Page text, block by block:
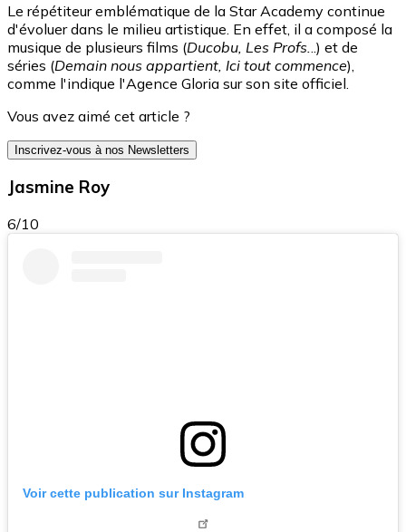
Le répétiteur emblématique de la Star Academy continue
d'évoluer dans le milieu artistique. En effet, il a composé la
musique de plusieurs films (Ducobu, Les Profs. ..) et de
séries (Demain nous appartient, Ici tout commence),
comme l'indique l'Agence Gloria sur son site officiel.
Vous avez aimé cet article ?
Inscrivez-vous à nos Newsletters
Jasmine Roy
6/10
Voir cette publication sur Instagram